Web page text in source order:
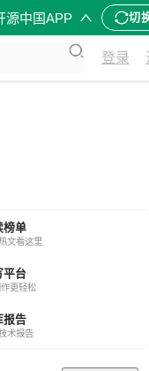
源中国APP 切
登录
榜单
文看这里
平台
更轻松
报告
术报告